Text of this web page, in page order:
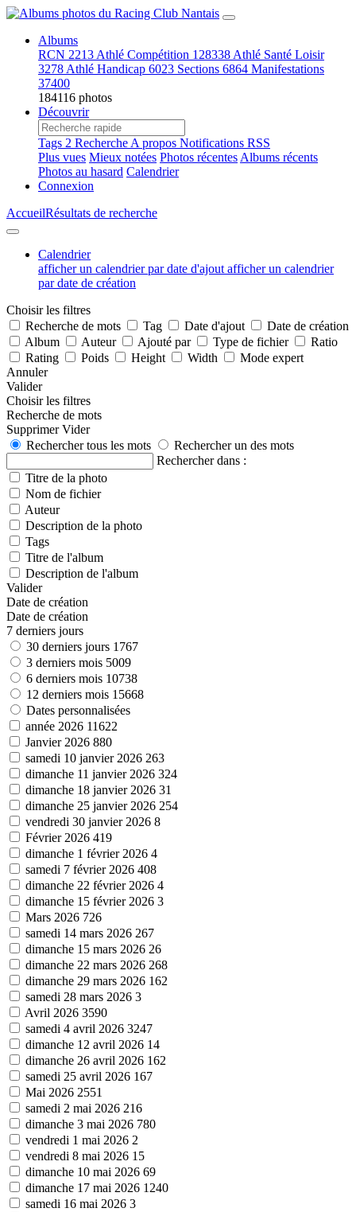
Albums
RCN 2213 Athlé Compétition 128338 Athlé Santé Loisir
3278 Athlé Handicap 6023 Sections 6864 Manifestations
37400
184116 photos
Découvrir
Tags 2 Recherche A propos Notifications RSS
Plus vues Mieux notées Photos récentes Albums récents
Photos au hasard Calendrier
Connexion
AccueilRésultats de recherche
Calendrier
afficher un calendrier par date d'ajout afficher un calendrier
par date de création
Choisir les filtres
Recherche de mots
Tag Date d'ajout
Date de création
Album
Auteur Ajouté par Type de fichier
Ratio
Rating
Poids Height Width
Mode expert
Annuler
Valider
Choisir les filtres
Recherche de mots
Supprimer Vider
Rechercher tous les mots
Rechercher un des mots
Rechercher dans :
Titre de la photo
Nom de fichier
Auteur
Description de la photo
Tags
Titre de l'album
Description de l'album
Valider
Date de création
Date de création
7 derniers jours
30 derniers jours 1767
3 derniers mois 5009
6 derniers mois 10738
12 derniers mois 15668
Dates personnalisées
année 2026 11622
Janvier 2026 880
samedi 10 janvier 2026 263
dimanche 11 janvier 2026 324
dimanche 18 janvier 2026 31
dimanche 25 janvier 2026 254
vendredi 30 janvier 2026 8
Février 2026 419
dimanche 1 février 2026 4
samedi 7 février 2026 408
dimanche 22 février 2026 4
dimanche 15 février 2026 3
Mars 2026 726
samedi 14 mars 2026 267
dimanche 15 mars 2026 26
dimanche 22 mars 2026 268
dimanche 29 mars 2026 162
samedi 28 mars 2026 3
Avril 2026 3590
samedi 4 avril 2026 3247
dimanche 12 avril 2026 14
dimanche 26 avril 2026 162
samedi 25 avril 2026 167
Mai 2026 2551
samedi 2 mai 2026 216
dimanche 3 mai 2026 780
vendredi 1 mai 2026 2
vendredi 8 mai 2026 15
dimanche 10 mai 2026 69
dimanche 17 mai 2026 1240
samedi 16 mai 2026 3